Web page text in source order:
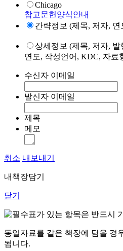
Chicago
참고문헌양식안내
간략정보 (제목, 저자, 연
상세정보 (제목, 저자,
연도, 작성언어, KDC, 자료
수신자 이메일
발신자 이메일
제목
메모
취소 내보내기
내책장담기
닫기
표가 있는 항목은 반드시
동일자료를 같은 책장에 담을 경
됩니다.